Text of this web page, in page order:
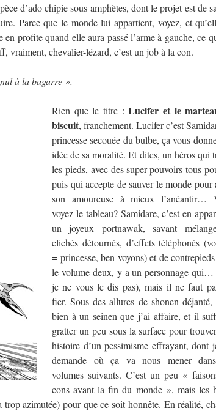
d’ado chipie sous amphètes, dont le projet est de
Parce que le monde lui appartient, voyez, et
en profite quand elle aura passé l’arme à gauche, ce
vraiment, chevalier-lézard, c’est un job à la con.
à la bagarre ».
Rien que le titre :Lucifer et le
biscuit, franchement. Lucifer c’est
princesse secouée du bulbe, ça vous
idée de sa moralité. Et dites, un héros qui
les pieds, avec des super-pouvoirs tous
puis qui accepte de sauver le monde pour
son amoureuse à mieux l’anéantir…
voyez le tableau? Samidare, c’est en
un joyeux portnawak, savant
clichés détournés, d’effets téléphonés
= princesse, ben voyons) et de
le volume deux, y a un personnage qui…
je ne vous le dis pas), mais il ne faut
fier. Sous des allures de shonen déjanté,
bien à un seinen que j’ai affaire, et il
gratter un peu sous la surface pour
histoire d’un pessimisme effrayant, dont
demande où ça va nous mener
volumes suivants. C’est un peu «
cons avant la fin du monde », mais les
azimutée) pour que ce soit honnête. En réalité,